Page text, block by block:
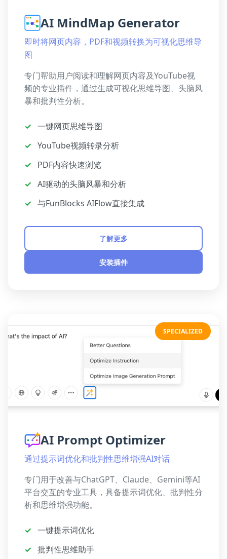
AI MindMap Generator
即时将网页内容，PDF和视频转换为可视化思维导
图
专门帮助用户阅读和理解网页内容及YouTube视
频的专业插件，通过生成可视化思维导图、头脑风
暴和批判性分析。
✓ 一键网页思维导图
✓ YouTube视频转录分析
✓
PDF内容快速浏览
✓ AI驱动的头脑风暴和分析
✓ 与FunBlocks AIFlow直接集成
了解更多
安装插件
SPECIALIZED
AI Prompt Optimizer
通过提示词优化和批判性思维增强AI对话
专门用于改善与ChatGPT、Claude、Gemini等AI
平台交互的专业工具，具备提示词优化、批判性分
析和思维增强功能。
✓ 一键提示词优化
✓ 批判性思维助手